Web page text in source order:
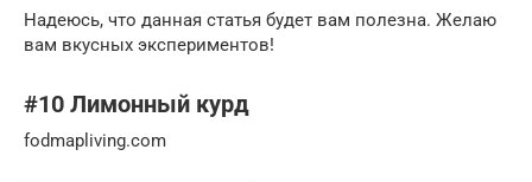
Надеюсь, что данная статья будет вам полезна. Желаю
вам вкусных экспериментов!
#10 Лимонный курд
fodmapliving.com